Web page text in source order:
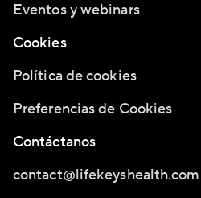
Eventos y webinars
Cookies
Política de cookies
Preferencias de Cookies
Contáctanos
contact@lifekeyshealth.com